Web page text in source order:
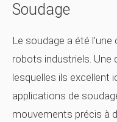
Soudage
Le soudage a été
robots industriels. Une
lesquelles ils excellent
applications de
mouvements précis à